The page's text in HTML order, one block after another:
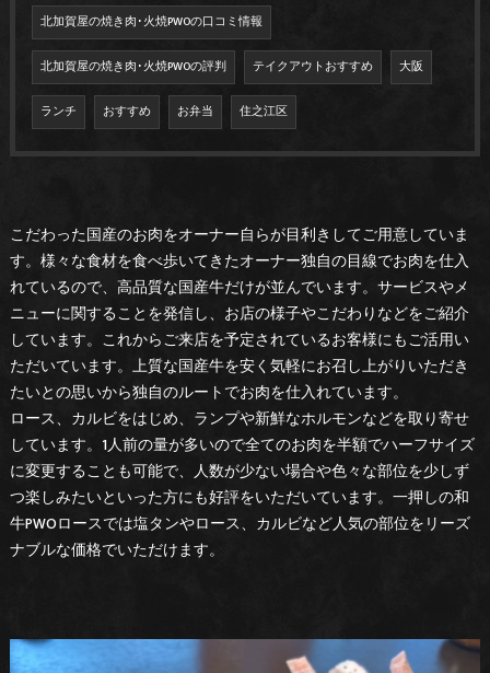
北加賀屋の焼き肉･火焼PWOの口コミ情報
北加賀屋の焼き肉･火焼PWOの評判 テイクアウトおすすめ 大阪
ランチ おすすめ お弁当 住之江区
こだわった国産のお肉をオーナー自らが目利きしてご用意していま
す。様々な食材を食べ歩いてきたオーナー独自の目線でお肉を仕入
れているので、高品質な国産牛だけが並んでいます。サービスやメ
ニューに関することを発信し、お店の様子やこだわりなどをご紹介
しています。これからご来店を予定されているお客様にもご活用い
ただいています。上質な国産牛を安く気軽にお召し上がりいただき
たいとの思いから独自のルートでお肉を仕入れています。
ロース、カルビをはじめ、ランプや新鮮なホルモンなどを取り寄せ
しています。1人前の量が多いので全てのお肉を半額でハーフサイズ
に変更することも可能で、人数が少ない場合や色々な部位を少しず
つ楽しみたいといった方にも好評をいただいています。一押しの和
牛PWOロースでは塩タンやロース、カルビなど人気の部位をリーズ
ナブルな価格でいただけます。